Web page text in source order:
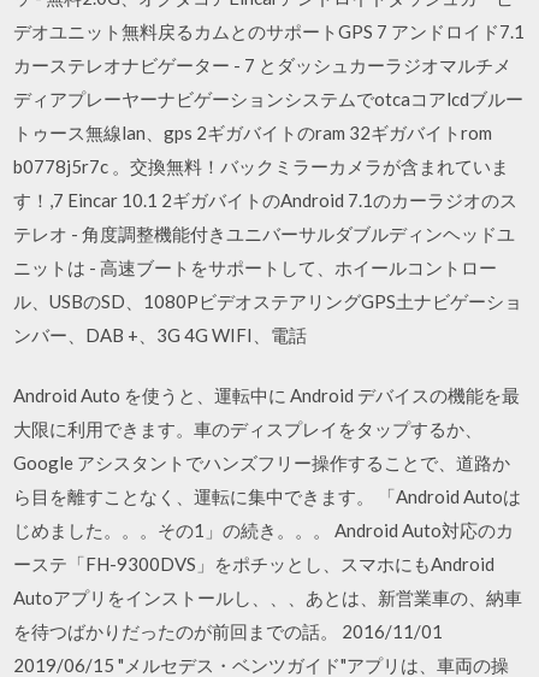
デオユニット無料戻るカムとのサポートGPS 7 アンドロイド7.1
カーステレオナビゲーター - 7 とダッシュカーラジオマルチメ
ディアプレーヤーナビゲーションシステムでotcaコアlcdブルー
トゥース無線lan、gps 2ギガバイトのram 32ギガバイトrom
b0778j5r7c 。交換無料！バックミラーカメラが含まれていま
す！,7 Eincar 10.1 2ギガバイトのAndroid 7.1のカーラジオのス
テレオ - 角度調整機能付きユニバーサルダブルディンヘッドユ
ニットは - 高速ブートをサポートして、ホイールコントロー
ル、USBのSD、1080PビデオステアリングGPS土ナビゲーショ
ンバー、DAB +、3G 4G WIFI、電話
Android Auto を使うと、運転中に Android デバイスの機能を最
大限に利用できます。車のディスプレイをタップするか、
Google アシスタントでハンズフリー操作することで、道路か
ら目を離すことなく、運転に集中できます。 「Android Autoは
じめました。。。その1」の続き。。。 Android Auto対応のカ
ーステ「FH-9300DVS」をポチッとし、スマホにもAndroid
Autoアプリをインストールし、、、あとは、新営業車の、納車
を待つばかりだったのが前回までの話。 2016/11/01
2019/06/15 "メルセデス・ベンツガイド"アプリは、車両の操